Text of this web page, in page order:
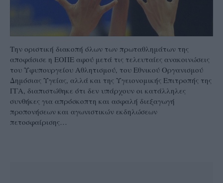
Την οριστική διακοπή όλων των πρωταθλημάτων της
αποφάσισε η ΕΟΠΕ αφού μετά τις τελευταίες ανακοινώσεις
του Υφυπουργείου Αθλητισμού, του Εθνικού Οργανισμού
Δημόσιας Υγείας, αλλά και της Υγειονομικής Επιτροπής της
ΓΓΑ, διαπιστώθηκε ότι δεν υπάρχουν οι κατάλληλες
συνθήκες για απρόσκοπτη και ασφαλή διεξαγωγή
προπονήσεων και αγωνιστικών εκδηλώσεων
πετοσφαίρισης…